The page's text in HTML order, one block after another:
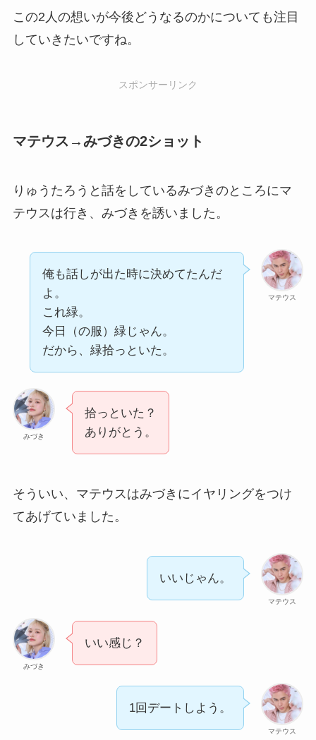
この2人の想いが今後どうなるのかについても注目
していきたいですね。
スポンサーリンク
マテウス→みづきの2ショット
りゅうたろうと話をしているみづきのところにマ
テウスは行き、みづきを誘いました。
マテウス
俺も話しが出た時に決めてたんだ
よ。
これ緑。
今日（の服）緑じゃん。
だから、緑拾っといた。
みづき
拾っといた？
ありがとう。
そういい、マテウスはみづきにイヤリングをつけ
てあげていました。
マテウス
いいじゃん。
みづき
いい感じ？
マテウス
1回デートしよう。